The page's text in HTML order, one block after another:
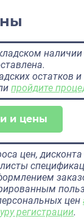
остатков
пройдите
и цены
цен,
цен
регистрации.